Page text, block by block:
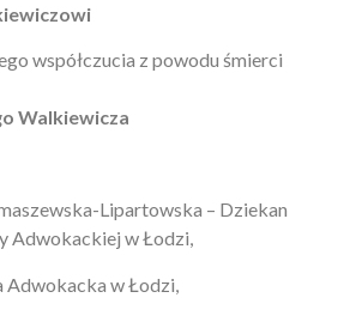
współczucia z powodu śmierci
Walkiewicza
Lipartowska – Dziekan
Adwokackiej w Łodzi,
Adwokacka w Łodzi,